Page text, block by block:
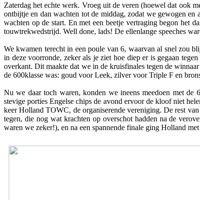
Zaterdag het echte werk. Vroeg uit de veren (hoewel dat ook
ontbijtje en dan wachten tot de middag, zodat we gewogen en
wachten op de start. En met een beetje vertraging begon het
touwtrekwedstrijd. Well done, lads! De ellenlange speeches
We kwamen terecht in een poule van 6, waarvan al snel zou
in deze voorronde, zeker als je ziet hoe diep er is gegaan
overkant. Dit maakte dat we in de kruisfinales tegen de
de 600klasse was: goud voor Leek, zilver voor Triple F en
Nu we daar toch waren, konden we ineens meedoen met
stevige porties Engelse chips de avond ervoor de kloof niet
keer Holland TOWC, de organiserende vereniging. De rest
tegen, die nog wat krachten op overschot hadden na de
waren we zeker!), en na een spannende finale ging Holland